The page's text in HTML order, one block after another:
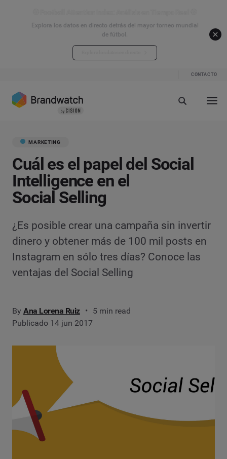
Explora los datos en directo detrás del mayor torneo mundial
de fútbol.
CONTACTO
MARKETING
Cuál es el papel del Social
Intelligence en el
Social Selling
¿Es posible crear una campaña sin invertir
dinero y obtener más de 100 mil posts en
Instagram en sólo tres días? Conoce las
ventajas del Social Selling
By Ana Lorena Ruiz
5 min read
Publicado 14 jun 2017